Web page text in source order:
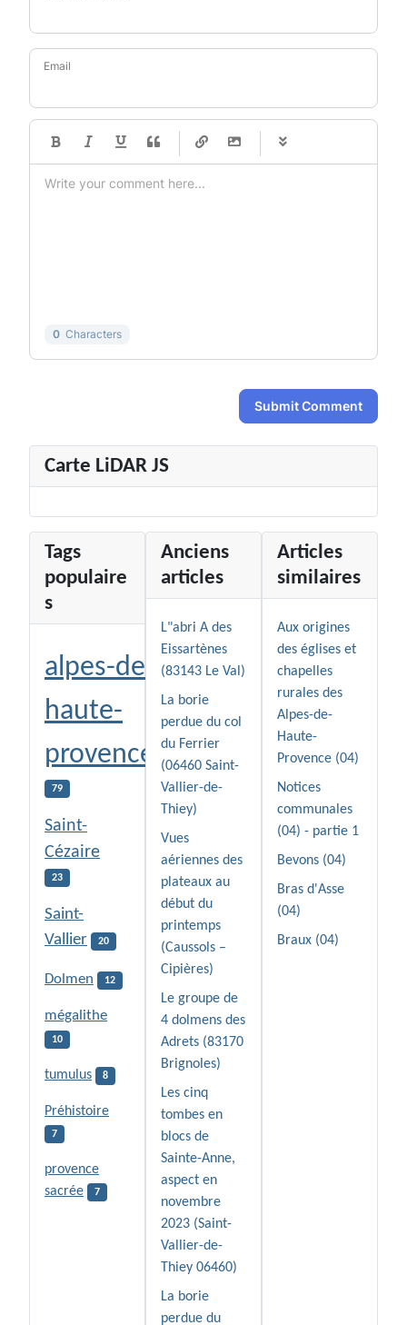
Email
-
-
-
-
0 Characters
Submit Comment
Carte LiDAR JS
Tags
populaire
s
alpes-de-
haute-
provence
79
Saint-
Cézaire
23
Saint-
Vallier
20
Dolmen 12
mégalithe
10
tumulus 8
Préhistoire
7
provence
sacrée
7
Anciens
articles
L"abri A des
Eissartènes
(83143 Le Val)
La borie
perdue du col
du Ferrier
(06460 Saint-
Vallier-de-
Thiey)
Vues
aériennes des
plateaux au
début du
printemps
(Caussols –
Cipières)
Le groupe de
4 dolmens des
Adrets (83170
Brignoles)
Les cinq
tombes en
blocs de
Sainte-Anne,
aspect en
novembre
2023 (Saint-
Vallier-de-
Thiey 06460)
La borie
perdue du
Articles
similaires
Aux origines
des églises et
chapelles
rurales des
Alpes-de-
Haute-
Provence (04)
Notices
communales
(04) - partie 1
Bevons (04)
Bras d'Asse
(04)
Braux (04)